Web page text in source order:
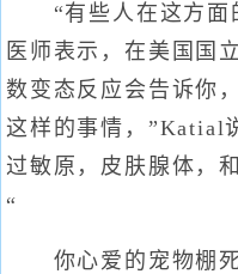
“有些人在这方面
医师表示，在美国国
数变态反应会告诉你
这样的事情，”Katial
过敏原，皮肤腺体，
“
你心爱的宠物棚死